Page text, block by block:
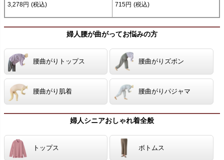
3,278円 (税込)
715円 (税込)
婦人腰が曲がってお悩みの方
腰曲がりトップス 腰曲がりズボン
腰曲がり肌着 腰曲がりパジャマ
婦人シニアおしゃれ着全般
トップス ボトムス